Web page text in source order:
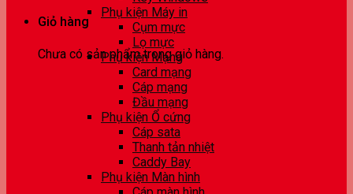
Giỏ hàng
Chưa có sản phẩm trong giỏ hàng.
Phụ kiện Máy in
Cụm mực
Lọ mực
Phụ kiện Mạng
Card mạng
Cáp mạng
Đầu mạng
Phụ kiện Ổ cứng
Cáp sata
Thanh tản nhiệt
Caddy Bay
Phụ kiện Màn hình